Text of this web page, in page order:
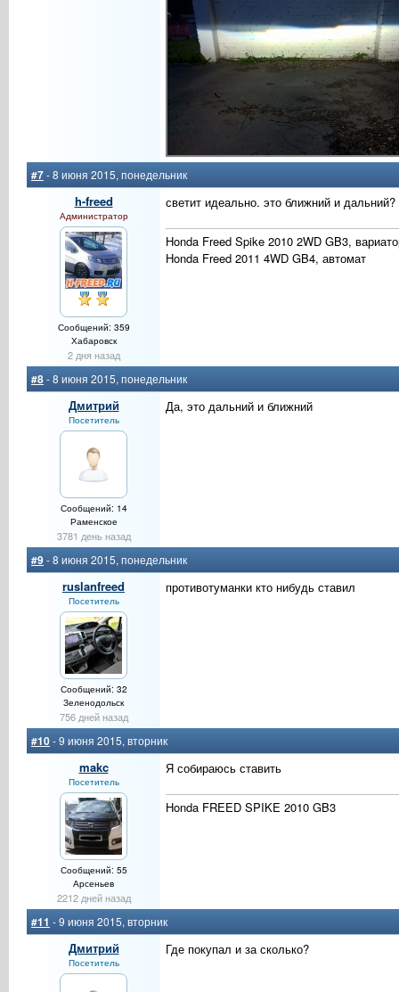
#7- 8 июня 2015, понедельник
h-freed
Администратор
Сообщений: 359
Хабаровск
2 дня назад
светит идеально. это ближний и дальний?
Honda Freed Spike 2010 2WD GB3,
Honda Freed 2011 4WD GB4, автомат
#8- 8 июня 2015, понедельник
Дмитрий
Посетитель
Сообщений: 14
Раменское
3781 день назад
Да, это дальний и ближний
#9- 8 июня 2015, понедельник
ruslanfreed
Посетитель
Сообщений: 32
Зеленодольск
756 дней назад
противотуманки кто нибудь ставил
#10- 9 июня 2015, вторник
makc
Посетитель
Сообщений: 55
Арсеньев
2212 дней назад
Я собираюсь ставить
Honda FREED SPIKE 2010 GB3
#11 - 9 июня 2015, вторник
Дмитрий
Посетитель
Где покупал и за сколько?